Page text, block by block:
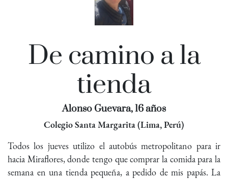
De camino a la
tienda
Alonso Guevara, 16 años
Colegio Santa Margarita (Lima, Perú)
Todos los jueves utilizo el autobús metropolitano para ir
hacia Miraflores, donde tengo que comprar la comida para la
semana en una tienda pequeña, a pedido de mis papás. La